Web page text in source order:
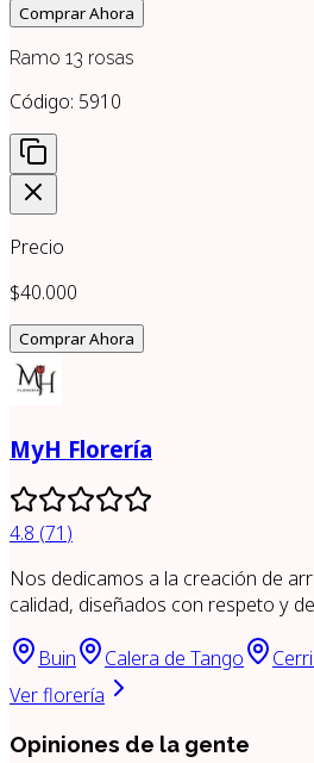
Comprar Ahora
Ramo 13 rosas
Código: 5910
Precio
$40.000
Comprar Ahora
MyH Florería
4.8 (71 )
Nos dedicamos a la creación de
calidad, diseñados con respeto y
Buin Calera de Tango
Ver florería
Opiniones de la gente